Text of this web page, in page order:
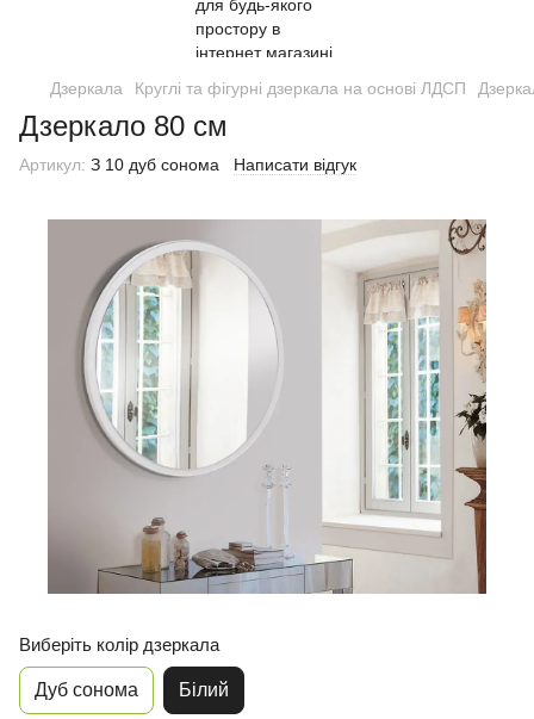
Дзеркала Круглі та фігурні дзеркала на основі ЛДСП
Дзеркало 80 см
Артикул: З 10 дуб сонома Написати відгук
Виберіть колір дзеркала
Дуб сонома Білий